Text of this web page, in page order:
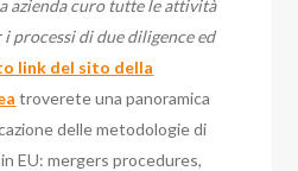
azienda curo tutte le attività
processi di due diligence ed
link del sito della
troverete una panoramica
delle metodologie di
EU: mergers procedures,